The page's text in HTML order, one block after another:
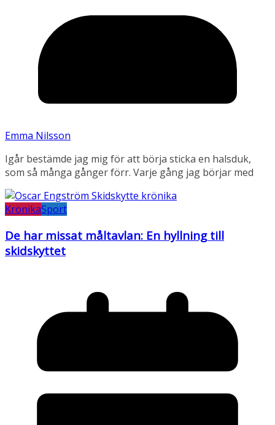
Emma Nilsson
Igår bestämde jag mig för att börja sticka en halsduk,
som så många gånger förr. Varje gång jag börjar med
KrönikaSport
De har missat måltavlan: En hyllning till
skidskyttet